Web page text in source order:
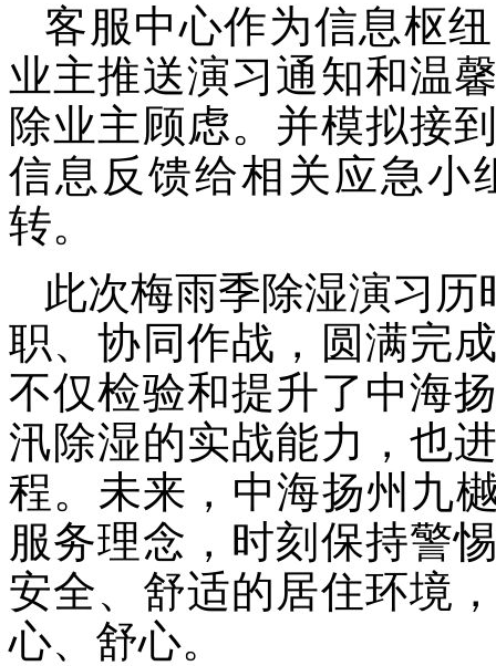
客服中心作为信息枢
业主推送演习通知和温
除业主顾虑。并模拟接
信息反馈给相关应急小
转。
此次梅雨季除湿演习历
职、协同作战，圆满完
不仅检验和提升了中海
汛除湿的实战能力，也
程。未来，中海扬州九
服务理念，时刻保持警
安全、舒适的居住环境
心、舒心。